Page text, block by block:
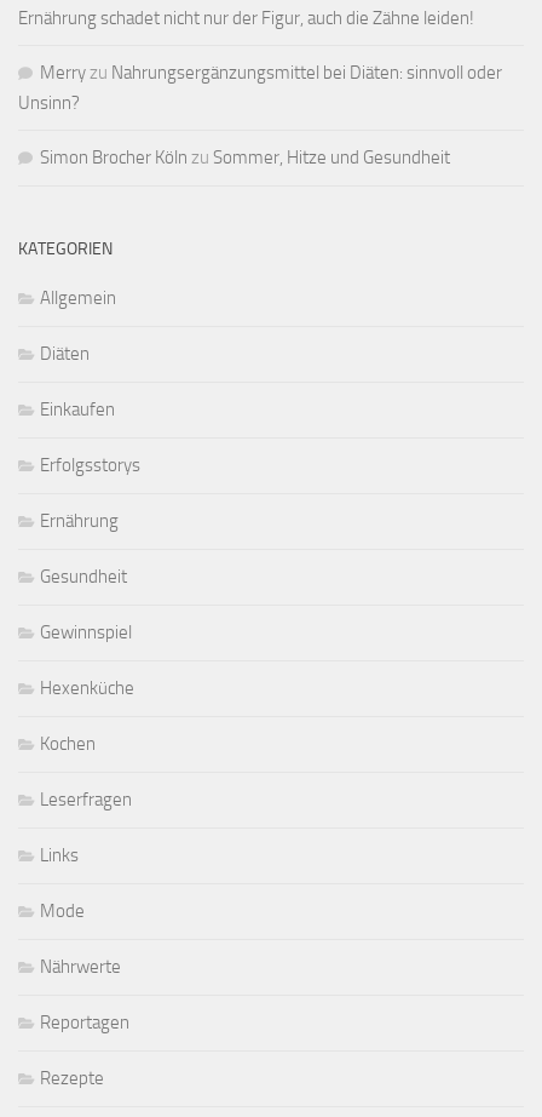
Ernährung schadet nicht nur der Figur, auch die Zähne leiden!
Merryzu Nahrungsergänzungsmittel bei Diäten: sinnvoll oder
Unsinn?
Simon Brocher Köln zu Sommer, Hitze und Gesundheit
KATEGORIEN
Allgemein
Diäten
Einkaufen
Erfolgsstorys
Ernährung
Gesundheit
Gewinnspiel
Hexenküche
Kochen
Leserfragen
Links
Mode
Nährwerte
Reportagen
Rezepte